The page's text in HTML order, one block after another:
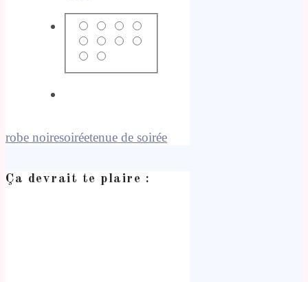
robe noiresoiréetenue de soirée
Ça devrait te plaire :